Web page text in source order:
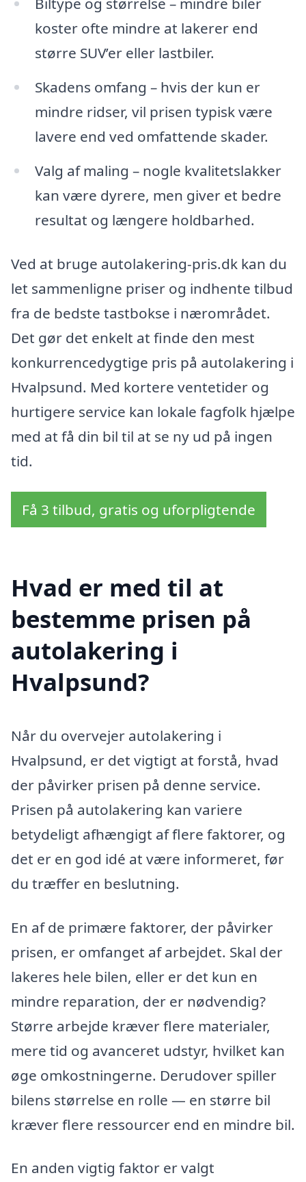
koster ofte mindre at lakerer end
større SUV’er eller lastbiler.
Skadens omfang – hvis der kun er
mindre ridser, vil prisen typisk være
lavere end ved omfattende skader.
Valg af maling – nogle kvalitetslakker
kan være dyrere, men giver et bedre
resultat og længere holdbarhed.
Ved at bruge autolakering-pris.dk kan du
let sammenligne priser og indhente tilbud
fra de bedste tastbokse i nærområdet.
Det gør det enkelt at finde den mest
konkurrencedygtige pris på autolakering i
Hvalpsund. Med kortere ventetider og
hurtigere service kan lokale fagfolk hjælpe
med at få din bil til at se ny ud på ingen
tid.
Få 3 tilbud, gratis og uforpligtende
Hvad er med til at
bestemme prisen på
autolakering i
Hvalpsund?
Når du overvejer autolakering i
Hvalpsund, er det vigtigt at forstå, hvad
der påvirker prisen på denne service.
Prisen på autolakering kan variere
betydeligt afhængigt af flere faktorer, og
det er en god idé at være informeret, før
du træffer en beslutning.
En af de primære faktorer, der påvirker
prisen, er omfanget af arbejdet. Skal der
lakeres hele bilen, eller er det kun en
mindre reparation, der er nødvendig?
Større arbejde kræver flere materialer,
mere tid og avanceret udstyr, hvilket kan
øge omkostningerne. Derudover spiller
bilens størrelse en rolle — en større bil
kræver flere ressourcer end en mindre bil.
En anden vigtig faktor er valgt